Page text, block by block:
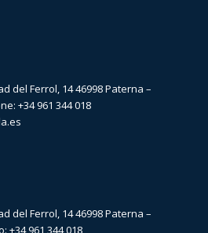
del Ferrol, 14 46998 Paterna –
+34 961 344 018
del Ferrol, 14 46998 Paterna –
+34 961 344 018